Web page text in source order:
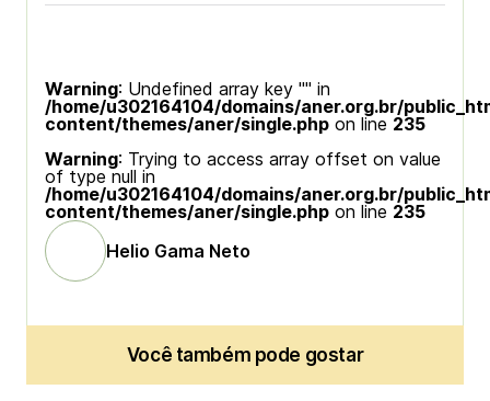
Warning: Undefined array key "" in
/home/u302164104/domains/aner.org.br/
content/themes/aner/single.php on line 235
Warning: Trying to access array offset on value
of type null in
/home/u302164104/domains/aner.org.br/
content/themes/aner/single.php on line 235
Helio Gama Neto
Você também pode gostar